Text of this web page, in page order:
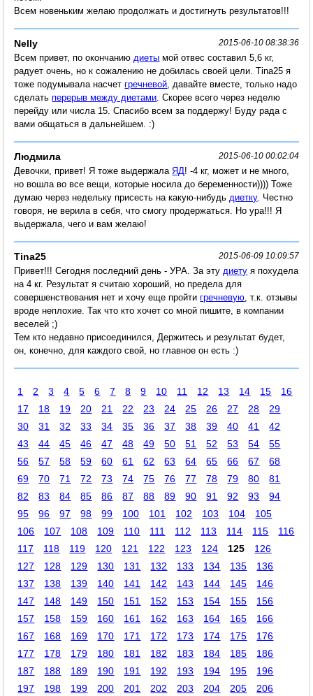
Всем новеньким желаю продолжать и достигнуть результатов!!!
Nelly 2015-06-10 08:38:36
Всем привет, по окончанию диеты мой отвес составил 5,6 кг,
радует очень, но к сожалению не добилась своей цели. Tina25 я
тоже подумывала насчетгречневой , давайте вместе, только надо
сделатьперерыв между диетами . Скорее всего через неделю
перейду или числа 15. Спасибо всем за поддержу! Буду рада с
вами общаться в дальнейшем. :)
Людмила 2015-06-10 00:02:04
Девочки, привет! Я тоже выдержала ЯД ! -4 кг, может и не много,
но вошла во все вещи, которые носила до беременности)))) Тоже
думаю через недельку присесть на какую-нибудь диетку. Честно
говоря, не верила в себя, что смогу продержаться. Но ура!!! Я
выдержала, чего и вам желаю!
Tina25 2015-06-09 10:09:57
Привет!!! Сегодня последний день - УРА. За эту диету я похудела
на 4 кг. Результат я считаю хороший, но предела для
совершенствования нет и хочу еще пройтигречневую , т.к. отзывы
вроде неплохие. Так что кто хочет со мной пишите, в компании
веселей ;)
Тем кто недавно присоединился, Держитесь и результат будет,
он, конечно, для каждого свой, но главное он есть :)
1 2 3 4 5 6 7 8 9 10 11 12 13 14 15
16
17
18 19 20 21 22 23 24 25 26 27 28
29
30
31 32 33 34 35 36 37 38 39 40 41
42
43
44 45 46 47 48 49 50 51 52 53 54
55
56
57 58 59 60 61 62 63 64 65 66 67
68
69
70 71 72 73 74 75 76 77 78 79 80
81
82
83 84 85 86 87 88 89 90 91 92 93
94
95
96 97 98 99 100 101 102 103 104
105
106
107 108 109 110 111 112 113 114 115
116
117
118 119 120 121 122 123 124 125
126
127
128 129 130 131 132 133 134 135
136
137
138 139 140 141 142 143 144 145
146
147
148 149 150 151 152 153 154 155
156
157
158 159 160 161 162 163 164 165
166
167
168 169 170 171 172 173 174 175
176
177
178 179 180 181 182 183 184 185
186
187
188 189 190 191 192 193 194 195
196
197
198 199 200 201 202 203 204 205
206